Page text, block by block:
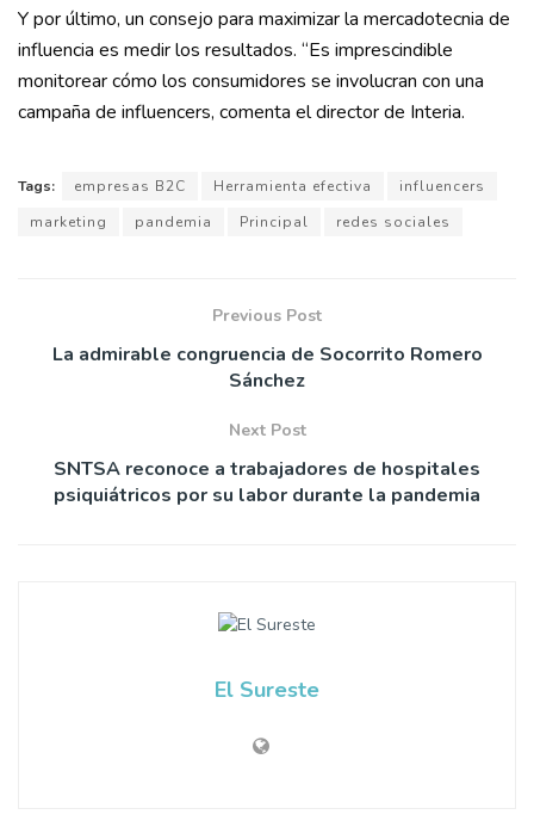
Y por último, un consejo para maximizar la mercadotecnia de
influencia es medir los resultados. “Es imprescindible
monitorear cómo los consumidores se involucran con una
campaña de influencers, comenta el director de Interia.
Tags: empresas B2C Herramienta efectiva
influencers
marketing
pandemia Principal redes sociales
Previous Post
La admirable congruencia de Socorrito Romero
Sánchez
Next Post
SNTSA reconoce a trabajadores de hospitales
psiquiátricos por su labor durante la pandemia
El Sureste